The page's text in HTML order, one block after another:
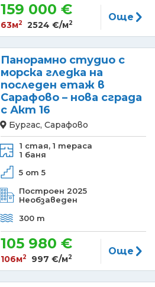
159 000 €
63м2 2524 €/м2
Още
Панорамно студио с
морска гледка на
последен етаж в
Сарафово – нова сграда
с Акт 16
Бургас, Сарафово
1 стая, 1 тераса
1 баня
5 от 5
Построен 2025
Необзаведен
300 m
105 980 €
106м2 997 €/м2
Още